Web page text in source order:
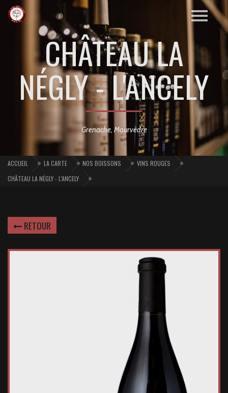
CHÂTEAU LA
NÉGLY - L'ANCELY
Grenache, Mourvèdre
ACCUEIL LA CARTE NOS BOISSONS
VINS ROUGES
CHÂTEAU LA NÉGLY - L'ANCELY
RETOUR